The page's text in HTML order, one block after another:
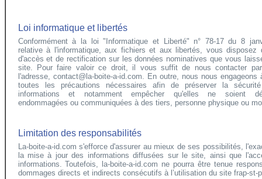
Loi informatique et libertés
Conformément à la loi "Informatique et Liberté" n° 78-17 du 8
relative à l'informatique, aux fichiers et aux libertés, vous disposez
d'accès et de rectification sur les données nominatives que vous
site. Pour faire valoir ce droit, il vous suffit de nous contacter
l'adresse, contact@la-boite-a-id.com. En outre, nous nous engageons
toutes les précautions nécessaires afin de préserver la
informations et notamment empêcher qu'elles ne soient
endommagées ou communiquées à des tiers, personne physique ou
Limitation des responsabilités
La-boite-a-id.com s'efforce d'assurer au mieux de ses possibilités,
la mise à jour des informations diffusées sur le site, ainsi que
informations. Toutefois, la-boite-a-id.com ne pourra être tenue
dommages directs et indirects consécutifs à l’utilisation du site frap-st-